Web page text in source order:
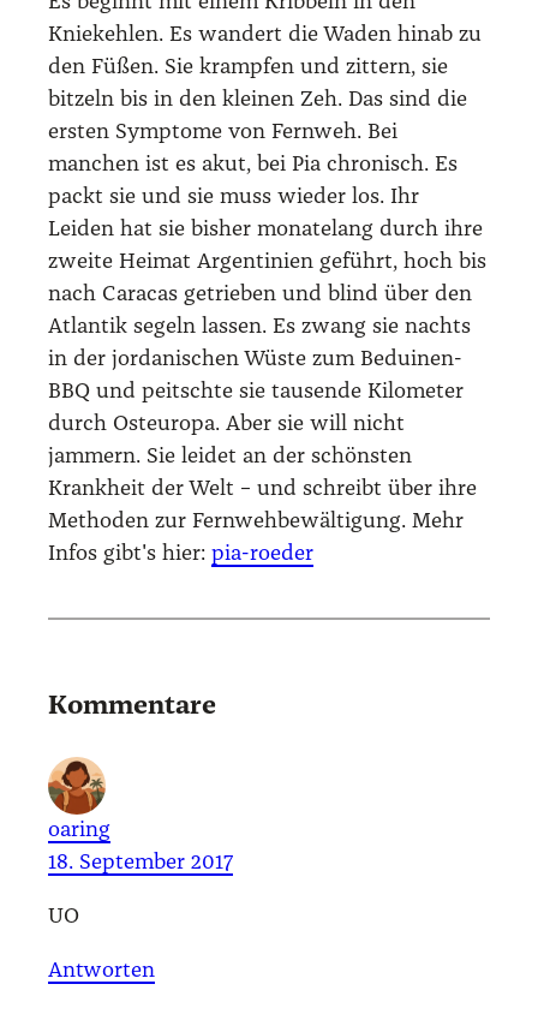
Kniekehlen. Es wandert die Waden hinab zu
den Füßen. Sie krampfen und zittern, sie
bitzeln bis in den kleinen Zeh. Das sind die
ersten Symptome von Fernweh. Bei
manchen ist es akut, bei Pia chronisch. Es
packt sie und sie muss wieder los. Ihr
Leiden hat sie bisher monatelang durch ihre
zweite Heimat Argentinien geführt, hoch bis
nach Caracas getrieben und blind über den
Atlantik segeln lassen. Es zwang sie nachts
in der jordanischen Wüste zum Beduinen-
BBQ und peitschte sie tausende Kilometer
durch Osteuropa. Aber sie will nicht
jammern. Sie leidet an der schönsten
Krankheit der Welt – und schreibt über ihre
Methoden zur Fernwehbewältigung. Mehr
Infos gibt's hier: pia-roeder
Kommentare
oaring
18. September 2017
UO
Antworten